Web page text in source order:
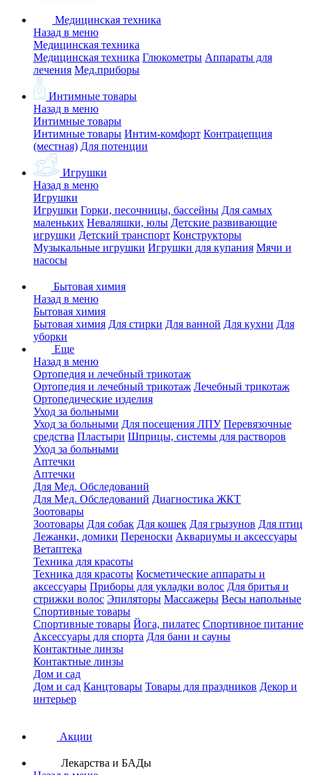
Медицинская техника
Назад в меню
Медицинская техника
Медицинская техника Глюкометры Аппараты для
лечения Мед.приборы
Интимные товары
Назад в меню
Интимные товары
Интимные товары Интим-комфорт Контрацепция
(местная) Для потенции
Игрушки
Назад в меню
Игрушки
Игрушки Горки, песочницы, бассейны Для самых
маленьких Неваляшки, юлы Детские развивающие
игрушки Детский транспорт Конструкторы
Музыкальные игрушки Игрушки для купания Мячи и
насосы
Бытовая химия
Назад в меню
Бытовая химия
Бытовая химия Для стирки Для ванной Для кухни Для
уборки
Еще
Назад в меню
Ортопедия и лечебный трикотаж
Ортопедия и лечебный трикотаж Лечебный трикотаж
Ортопедические изделия
Уход за больными
Уход за больными Для посещения ЛПУ Перевязочные
средства Пластыри Шприцы, системы для растворов
Уход за больными
Аптечки
Аптечки
Для Мед. Обследований
Для Мед. Обследований Диагностика ЖКТ
Зоотовары
Зоотовары Для собак Для кошек Для грызунов Для птиц
Лежанки, домики Переноски Аквариумы и аксессуары
Ветаптека
Техника для красоты
Техника для красоты Косметические аппараты и
аксессуары Приборы для укладки волос Для бритья и
стрижки волос Эпиляторы Массажеры Весы напольные
Спортивные товары
Спортивные товары Йога, пилатес Спортивное питание
Аксессуары для спорта Для бани и сауны
Контактные линзы
Контактные линзы
Дом и сад
Дом и сад Канцтовары Товары для праздников Декор и
интерьер
Акции
Лекарства и БАДы